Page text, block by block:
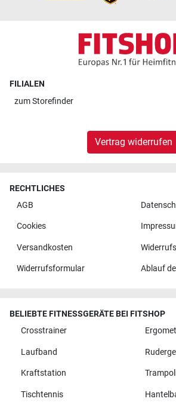
FILIALEN
zumStorefinder
Vertrag widerrufen
RECHTLICHES
AGB
Cookies
Versandkosten
Widerrufsformular Ablauf
BELIEBTE FITNESSGERÄTE BEI FITSHOP
Crosstrainer
Laufband
Kraftstation
Tischtennis